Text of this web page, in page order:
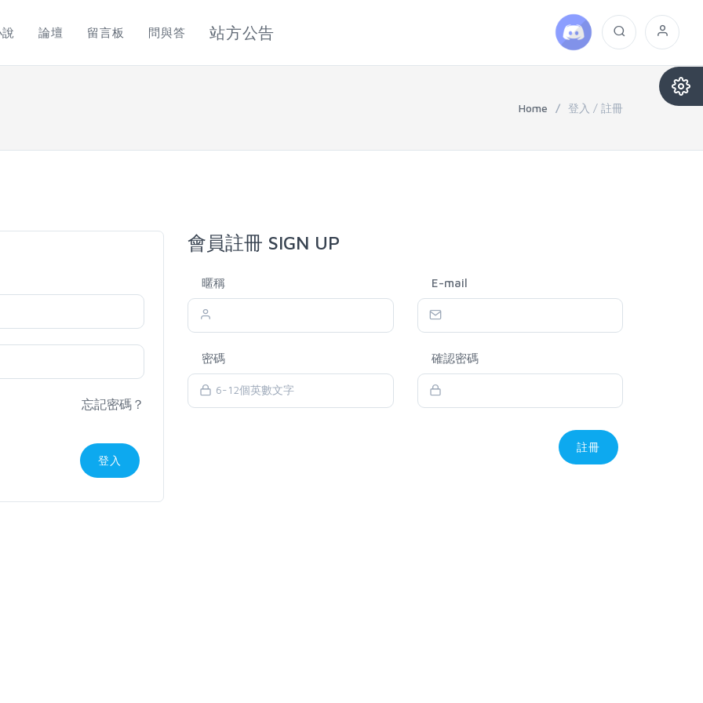
論壇 留言板 問與答 站方公告
Home / 登入 / 註冊
忘記密碼？
登入
會員註冊 SIGN UP
暱稱 E-mail
密碼 確認密碼
註冊